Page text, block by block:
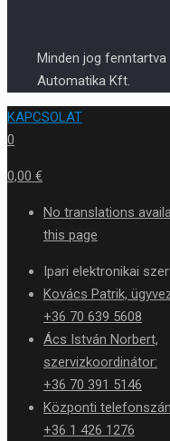
Minden jog
Automatika Kft.
KAPCSOLAT
0
0,00 €
No translations
this page
Ipari elektronikai
Kovács Patrik,
+36 70 639 5608
Ács István Norbert,
szervizkoordinátor:
+36 70 391 5146
Központi
+36 1 426 1276